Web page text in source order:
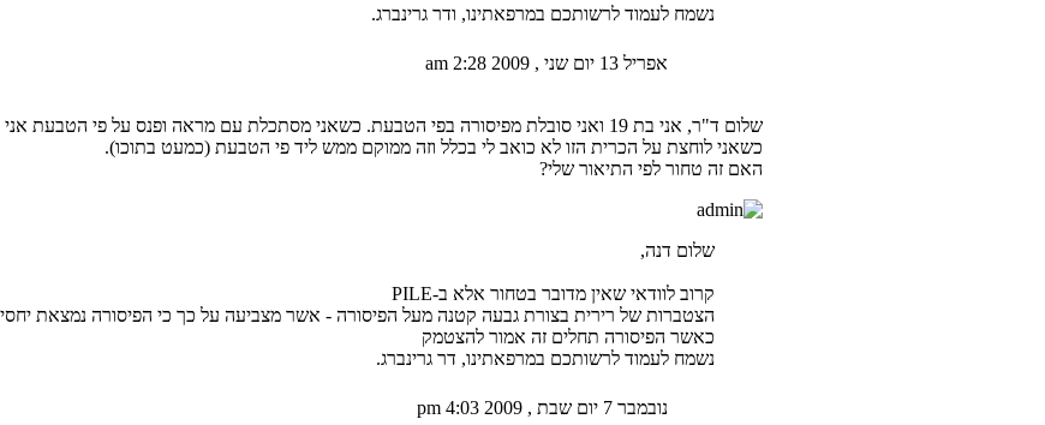
נשמח לעמוד לרשותכם במרפאתינו, ודר גרינברג.
אפריל 13 יום שני , 2009 2:28 am
שלום ד"ר, אני בת 19 ואני סובלת מפיסורה בפי הטבעת. כשאני מסתכלת עם מראה ופנס על פי
כשאני לוחצת על הכרית הזו לא כואב לי בכלל וזה ממוקם ממש ליד פי הטבעת (כמעט בתוכו).
האם זה טחור לפי התיאור שלי?
שלום דנה,
קרוב לוודאי שאין מדובר בטחור אלא ב-PILE
הצטברות של רירית בצורת גבעה קטנה מעל הפיסורה - אשר מצביעה על כך כי הפיסורה נמצאת
כאשר הפיסורה תחלים זה אמור להצטמק
נשמח לעמוד לרשותכם במרפאתינו, דר גרינברג.
נובמבר 7 יום שבת , 2009 4:03 pm